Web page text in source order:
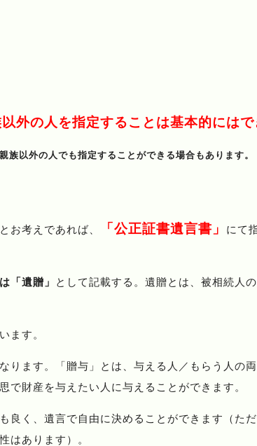
外の人を指定することは基本的にはで
以外の人でも指定することができる場合もあります。
お考えであれば、 「公正証書遺言書」
にて
「遺贈」
として記載する。遺贈とは、被相続人
ます。
ります。「贈与」とは、与える人／もらう人の
財産を与えたい人に与えることができます。
良く、遺言で自由に決めることができます（た
はあります）。